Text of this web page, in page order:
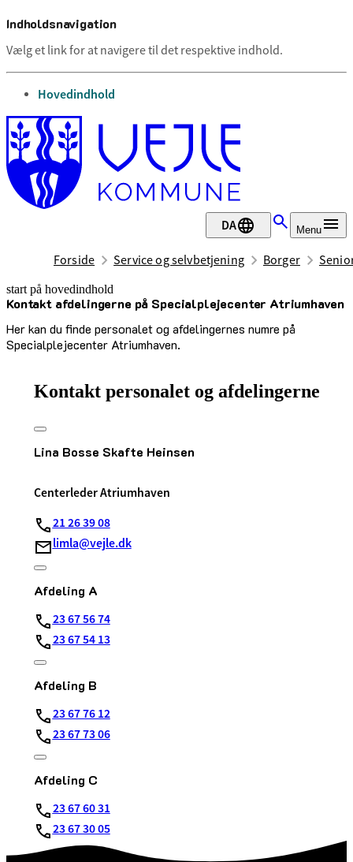
Indholdsnavigation
Vælg et link for at navigere til det respektive indhold.
gå til
Hovedindhold
DA Menu
Forside Service og selvbetjening Borger
start på hovedindhold
Kontakt afdelingerne på Specialplejecenter Atriumhaven
Her kan du finde personalet og afdelingernes numre på
Specialplejecenter Atriumhaven.
senest opdateret 3. november 2025
Kontakt personalet og afdelingerne
Lina Bosse Skafte Heinsen
Centerleder Atriumhaven
21 26 39 08
limla@vejle.dk
Afdeling A
23 67 56 74
23 67 54 13
Afdeling B
23 67 76 12
23 67 73 06
Afdeling C
23 67 60 31
23 67 30 05